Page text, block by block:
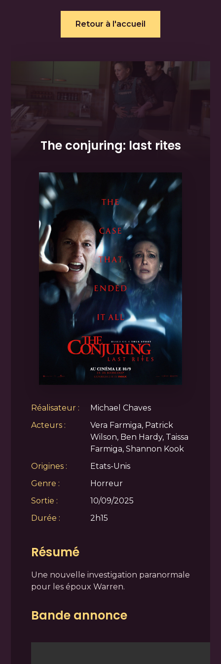
Retour à l'accueil
The conjuring: last rites
Réalisateur :
Michael Chaves
Acteurs :
Vera Farmiga, Patrick
Wilson, Ben Hardy, Taissa
Farmiga, Shannon Kook
Origines :
Etats-Unis
Genre :
Horreur
Sortie :
10/09/2025
Durée :
2h15
Résumé
Une nouvelle investigation paranormale
pour les époux Warren.
Bande annonce